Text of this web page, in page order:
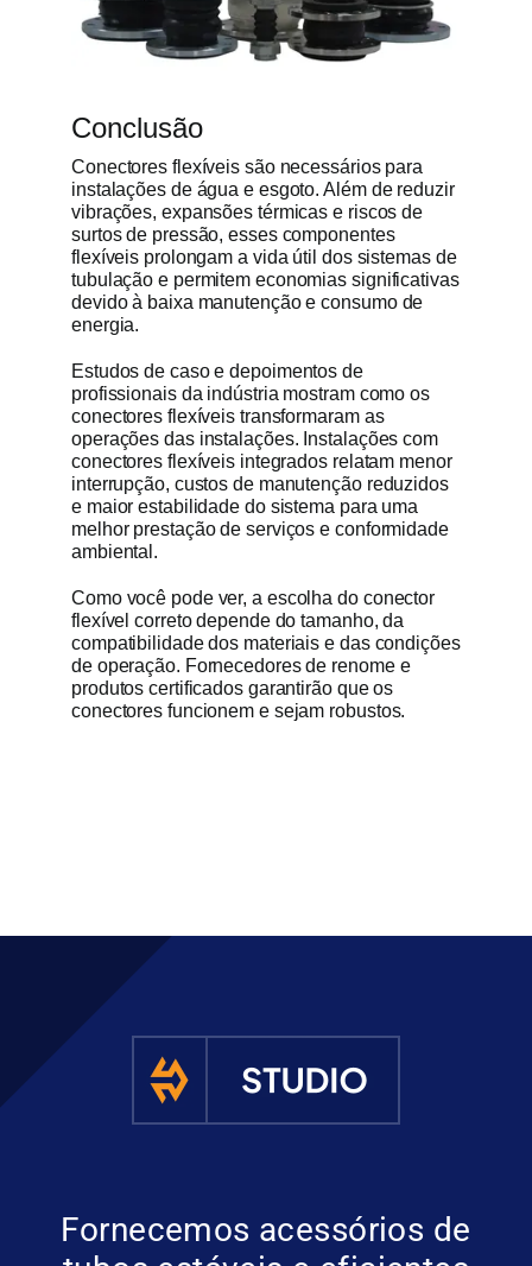
Conclusão
Conectores flexíveis são necessários para
instalações de água e esgoto. Além de reduzir
vibrações, expansões térmicas e riscos de
surtos de pressão, esses componentes
flexíveis prolongam a vida útil dos sistemas de
tubulação e permitem economias significativas
devido à baixa manutenção e consumo de
energia.
Estudos de caso e depoimentos de
profissionais da indústria mostram como os
conectores flexíveis transformaram as
operações das instalações. Instalações com
conectores flexíveis integrados relatam menor
interrupção, custos de manutenção reduzidos
e maior estabilidade do sistema para uma
melhor prestação de serviços e conformidade
ambiental.
Como você pode ver, a escolha do conector
flexível correto depende do tamanho, da
compatibilidade dos materiais e das condições
de operação. Fornecedores de renome e
produtos certificados garantirão que os
conectores funcionem e sejam robustos.
Fornecemos acessórios de